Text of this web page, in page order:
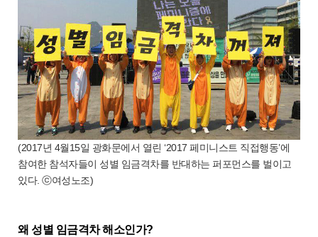
(2017년 4월15일 광화문에서 열린 ‘2017 페미니스트 직접행동’에
참여한 참석자들이 성별 임금격차를 반대하는 퍼포먼스를 벌이고
있다. ⓒ여성노조)
왜 성별 임금격차 해소인가?